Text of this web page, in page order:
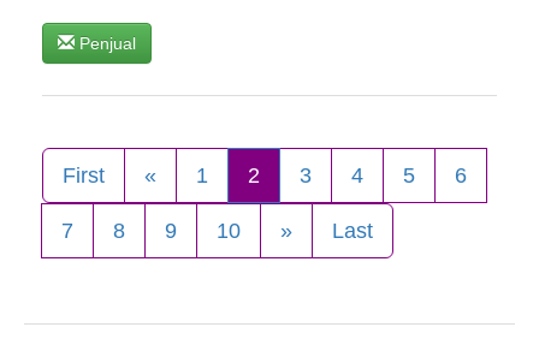
Penjual
First « 1 2 3 4 5 6
7 8 9 10 » Last